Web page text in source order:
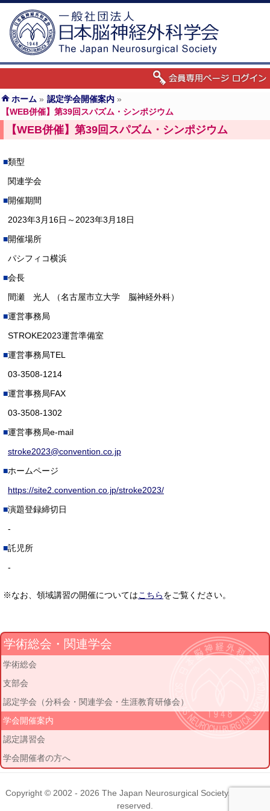
ホーム » 認定学会開催案内 »
【WEB併催】第39回スパズム・シンポジウム
【WEB併催】第39回スパズム・シンポジウム
類型
関連学会
開催期間
2023年3月16日～2023年3月18日
開催場所
パシフィコ横浜
会長
間瀬 光人 （名古屋市立大学 脳神経外科）
運営事務局
STROKE2023運営準備室
運営事務局TEL
03‐3508-1214
運営事務局FAX
03‐3508‐1302
運営事務局e-mail
stroke2023@convention.co.jp
ホームページ
https://site2.convention.co.jp/stroke2023/
演題登録締切日
-
託児所
-
※なお、領域講習の開催についてはこちらをご覧ください。
学術総会・関連学会
学術総会
支部会
認定学会（分科会・関連学会・生涯教育研修会）
学会開催案内
認定講習会
学会開催者の方へ
Copyright © 2002 - 2026 The Japan Neurosurgical Society. All rights
reserved.